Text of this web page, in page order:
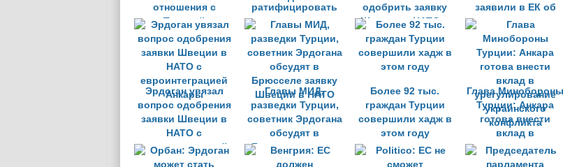
отношения с
Турцией
ратифицировать
вступление
Швеции в НАТО до
конца следующей
недели
одобрить заявку
Швеции в НАТО в
кратчайшие сроки
заявили в ЕК об
ультиматуме
Эрдогана
Эрдоган увязал
вопрос одобрения
заявки Швеции в
НАТО с
евроинтеграцией
Анкары
Главы МИД,
разведки Турции,
советник Эрдогана
обсудят в
Брюсселе заявку
Швеции в НАТО
Более 92 тыс.
граждан Турции
совершили хадж в
этом году
Глава Минобороны
Турции: Анкара
готова внести
вклад в
урегулирование
украинского